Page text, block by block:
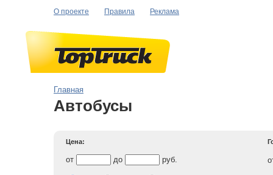
О проекте Правила Реклама
Главная
Автобусы
Цена:
от до руб.